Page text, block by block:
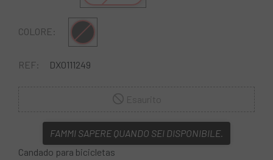
COLORE: Multiplo
REF: DX0111249
FAMMI SAPERE QUANDO SEI DISPONIBILE.
Candado para bicicletas